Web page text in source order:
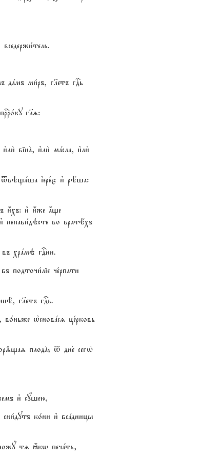
дaмъ ми1ръ, гlетъ гDь
гlz:
вінA, и3ли2 мaсла, и3ли2
tвэщaша їере1є и3 рёша:
и4хъ: и3 и4же ѓще
во вратёхъ
въ хрaмэ гDни.
подточи1ліе че1рпати
гlетъ гDь.
њсновaсz це1рковь
плодA; t дне2 сегw2
и3 сyшею,
ко1ни и3 всaдницы
тz ћкw печaть,